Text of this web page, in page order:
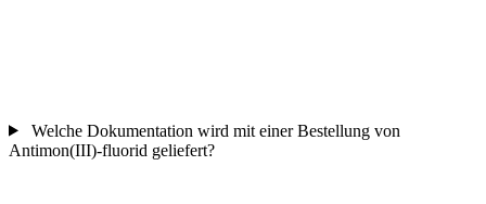
Welche Dokumentation wird mit einer Bestellung von
Antimon(III)-fluorid geliefert?